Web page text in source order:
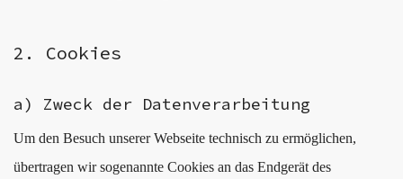
2. Cookies
a) Zweck der Datenverarbeitung
Um den Besuch unserer Webseite technisch zu ermöglichen,
übertragen wir sogenannte Cookies an das Endgerät des